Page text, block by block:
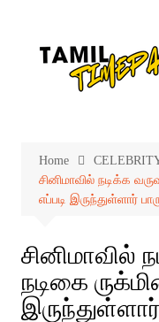
Home
சினிமாவில் நடிக்க
எப்படி இருந்துள்ளார்
சினிமாவில்
நடிகை